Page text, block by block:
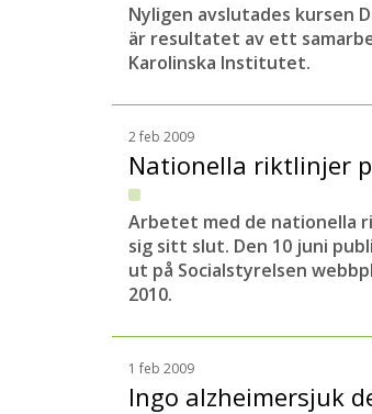
Nyligen avslutades kursen
är resultatet av ett
Karolinska Institutet.
2 feb 2009
Nationella riktlinjer
Arbetet med de nationella
sig sitt slut. Den 10 juni
ut på Socialstyrelsen
2010.
1 feb 2009
Ingo alzheimersjuk